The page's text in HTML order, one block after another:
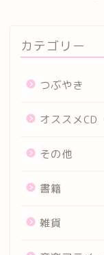
カテゴリー
つぶやき
オススメCD
その他
書籍
雑貨